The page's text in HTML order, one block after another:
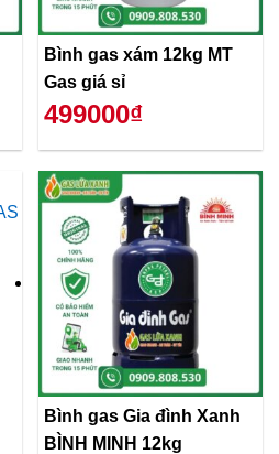
Bình gas xám 12kg MT
Gas giá sỉ
499000₫
Bình gas Gia đình Xanh
BÌNH MINH 12kg